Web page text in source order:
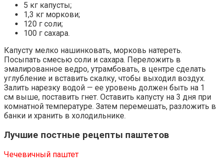
5 кг капусты;
1,3 кг моркови;
120 г соли;
100 г сахара.
Капусту мелко нашинковать, морковь натереть.
Посыпать смесью соли и сахара. Переложить в
эмалированное ведро, утрамбовать, в центре сделать
углубление и вставить скалку, чтобы выходил воздух.
Залить нарезку водой — ее уровень должен быть на 1
см выше, поставить гнет. Оставить капусту на 3 дня при
комнатной температуре. Затем перемешать, разложить в
банки и хранить в холодильнике.
Лучшие постные рецепты паштетов
Чечевичный паштет